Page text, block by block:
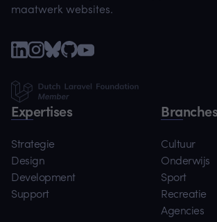
maatwerk websites.
Expertises
Strategie
Design
Development
Support
Branches
Cultuur
Onderwijs
Sport
Recreatie
Agencies